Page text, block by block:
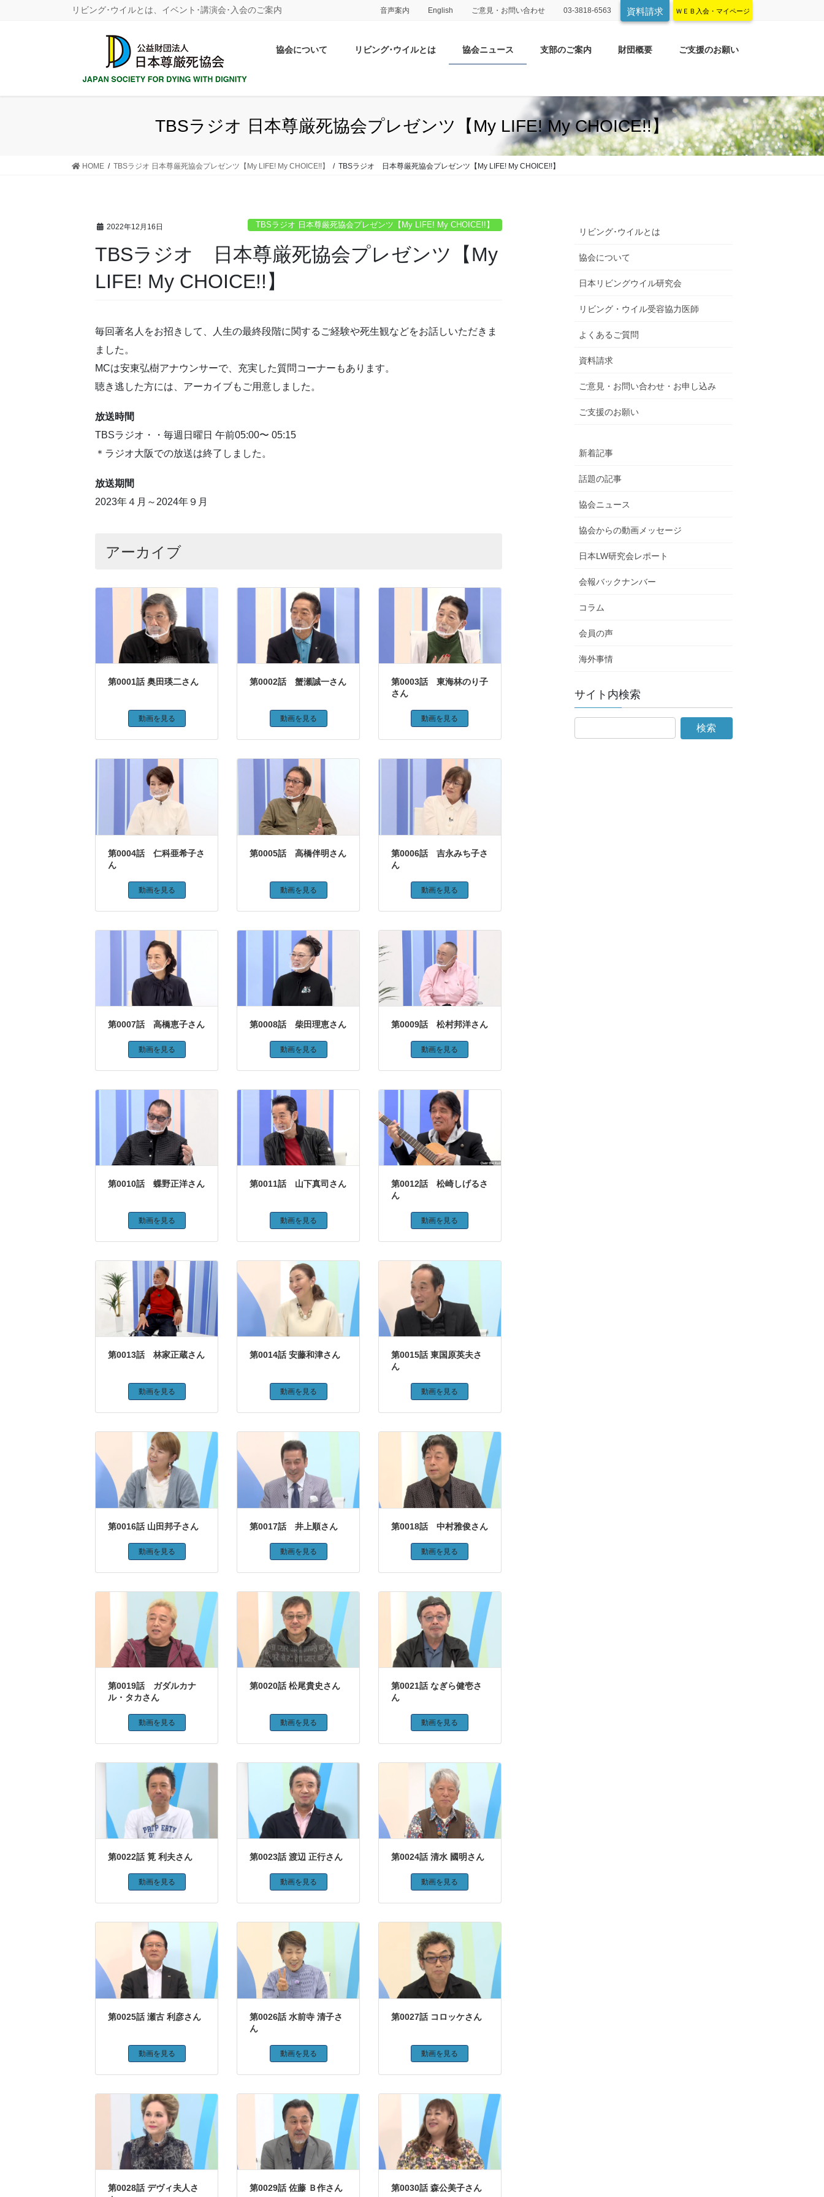
リビング･ウイルとは、イベント･講演会･入会のご案内 音声案内 English ご意見・お問い合わせ 03-3818-6563 資料請求 ＷＥＢ入会・マイページ
協会について リビング･ウイルとは 協会ニュース 支部のご案内 財団概要 ご支援のお願い
TBSラジオ 日本尊厳死協会プレゼンツ【My LIFE! My CHOICE!!】
HOME TBSラジオ 日本尊厳死協会プレゼンツ【My LIFE! My CHOICE!!】 TBSラジオ 日本尊厳死協会プレゼンツ【My LIFE! My CHOICE!!】
2022年12月16日 TBSラジオ 日本尊厳死協会プレゼンツ【My LIFE! My CHOICE!!】
TBSラジオ 日本尊厳死協会プレゼンツ【My
LIFE! My CHOICE!!】
毎回著名人をお招きして、人生の最終段階に関するご経験や死生観などをお話しいただきま
ました。
MCは安東弘樹アナウンサーで、充実した質問コーナーもあります。
聴き逃した方には、アーカイブもご用意しました。
放送時間
TBSラジオ・・毎週日曜日 午前05:00〜 05:15
＊ラジオ大阪での放送は終了しました。
放送期間
2023年４月～2024年９月
アーカイブ
第0001話 奥田瑛二さん
動画を見る
第0002話 蟹瀬誠一さん
動画を見る
第0003話 東海林のり子
さん
動画を見る
第0004話 仁科亜希子さ
ん
動画を見る
第0005話 高橋伴明さん
動画を見る
第0006話 吉永みち子さ
ん
動画を見る
第0007話 高橋恵子さん
動画を見る
第0008話 柴田理恵さん
動画を見る
第0009話 松村邦洋さん
動画を見る
第0010話 蝶野正洋さん
動画を見る
第0011話 山下真司さん
動画を見る
第0012話 松崎しげるさ
ん
動画を見る
第0013話 林家正蔵さん
動画を見る
第0014話 安藤和津さん
動画を見る
第0015話 東国原英夫さ
ん
動画を見る
第0016話 山田邦子さん
動画を見る
第0017話 井上順さん
動画を見る
第0018話 中村雅俊さん
動画を見る
第0019話 ガダルカナ
ル・タカさん
動画を見る
第0020話 松尾貴史さん
動画を見る
第0021話 なぎら健壱さ
ん
動画を見る
第0022話 筧 利夫さん
動画を見る
第0023話 渡辺 正行さん
動画を見る
第0024話 清水 國明さん
動画を見る
第0025話 瀬古 利彦さん
動画を見る
第0026話 水前寺 清子さ
ん
動画を見る
第0027話 コロッケさん
動画を見る
第0028話 デヴィ夫人さ
第0029話 佐藤 Ｂ作さん 第0030話 森公美子さん
リビング･ウイルとは
協会について
日本リビングウイル研究会
リビング・ウイル受容協力医師
よくあるご質問
資料請求
ご意見・お問い合わせ・お申し込み
ご支援のお願い
新着記事
話題の記事
協会ニュース
協会からの動画メッセージ
日本LW研究会レポート
会報バックナンバー
コラム
会員の声
海外事情
サイト内検索